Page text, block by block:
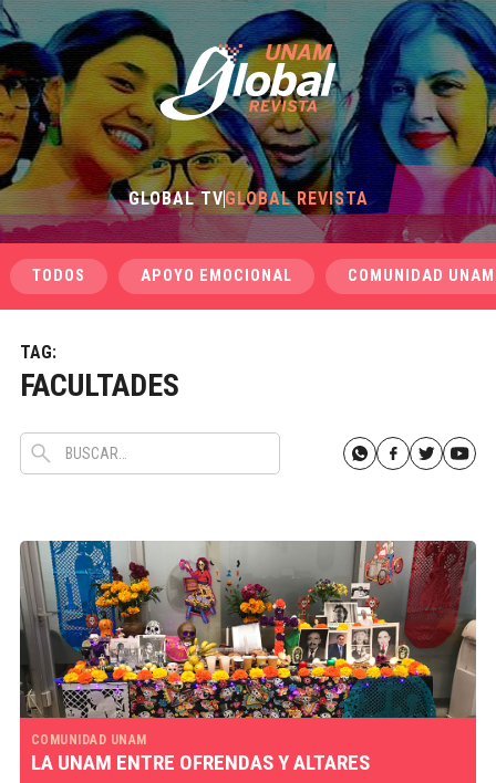
GLOBAL TVGLOBAL REVISTA
TODOS APOYO EMOCIONAL COMUNIDAD UNAM
TAG:
FACULTADES
COMUNIDAD UNAM
LA UNAM ENTRE OFRENDAS Y ALTARES